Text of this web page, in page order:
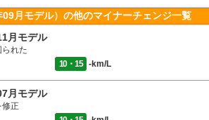
月モデル）の他のマイナーチェンジ一覧
月モデル
れた
10・15 -km/L
月モデル
正